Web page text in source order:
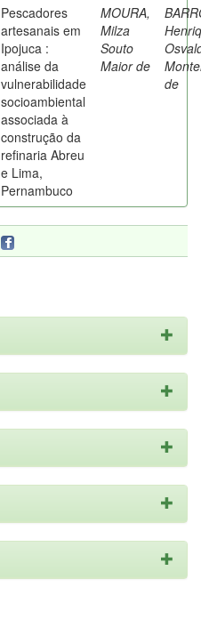
Pescadores
artesanais em
Ipojuca :
análise da
vulnerabilidade
socioambiental
associada à
construção da
refinaria Abreu
e Lima,
Pernambuco
MOURA,
Milza
Souto
Maior de
de